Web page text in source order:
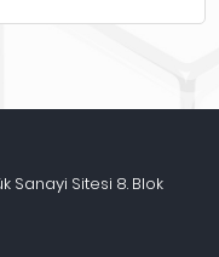
Sanayi Sitesi 8. Blok